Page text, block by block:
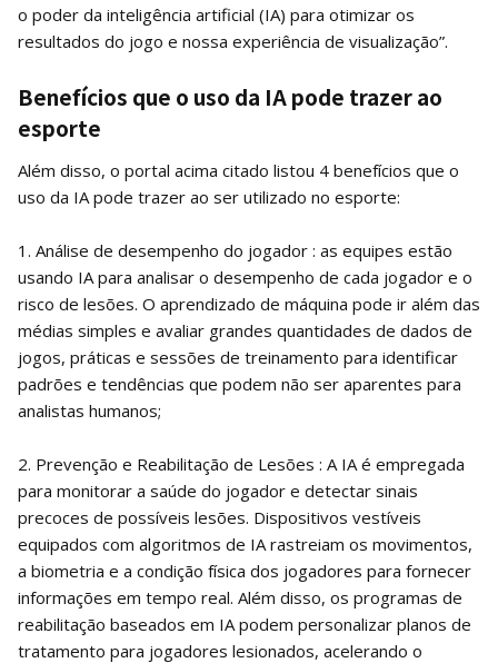
o poder da inteligência artificial (IA) para otimizar os
resultados do jogo e nossa experiência de visualização”.
Benefícios que o uso da IA pode trazer ao
esporte
Além disso, o portal acima citado listou 4 benefícios que o
uso da IA pode trazer ao ser utilizado no esporte:
1. Análise de desempenho do jogador : as equipes estão
usando IA para analisar o desempenho de cada jogador e o
risco de lesões. O aprendizado de máquina pode ir além das
médias simples e avaliar grandes quantidades de dados de
jogos, práticas e sessões de treinamento para identificar
padrões e tendências que podem não ser aparentes para
analistas humanos;
2. Prevenção e Reabilitação de Lesões : A IA é empregada
para monitorar a saúde do jogador e detectar sinais
precoces de possíveis lesões. Dispositivos vestíveis
equipados com algoritmos de IA rastreiam os movimentos,
a biometria e a condição física dos jogadores para fornecer
informações em tempo real. Além disso, os programas de
reabilitação baseados em IA podem personalizar planos de
tratamento para jogadores lesionados, acelerando o